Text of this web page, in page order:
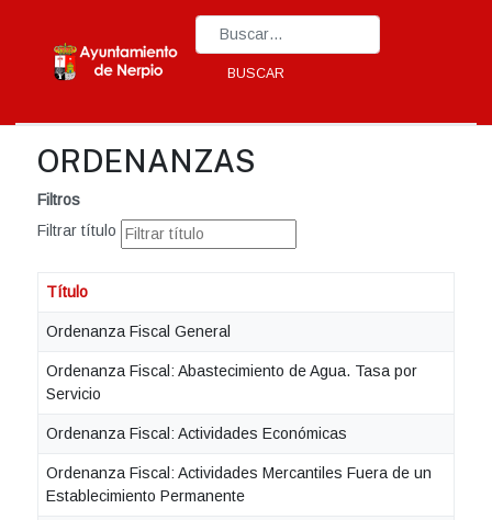
Type 2 or more characters for results.
BUSCAR
ORDENANZAS
Filtros
Filtrar título
Título
Ordenanza Fiscal General
Ordenanza Fiscal: Abastecimiento de Agua. Tasa por
Servicio
Ordenanza Fiscal: Actividades Económicas
Ordenanza Fiscal: Actividades Mercantiles Fuera de un
Establecimiento Permanente